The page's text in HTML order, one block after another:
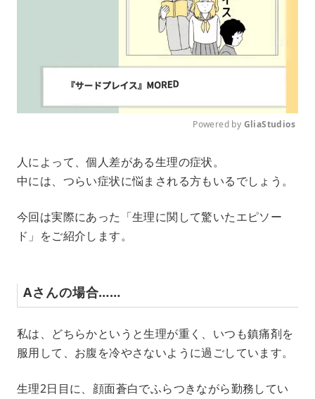
t
Powered by GliaStudios
人によって、個人差がある生理の症状。
中には、つらい症状に悩まされる方もいるでしょう。
今回は実際にあった「生理に関して驚いたエピソー
ド」をご紹介します。
Aさんの場合……
私は、どちらかというと生理が重く、いつも鎮痛剤を
服用して、お腹を冷やさないように過ごしています。
生理2日目に、顔面蒼白でふらつきながら勤務してい